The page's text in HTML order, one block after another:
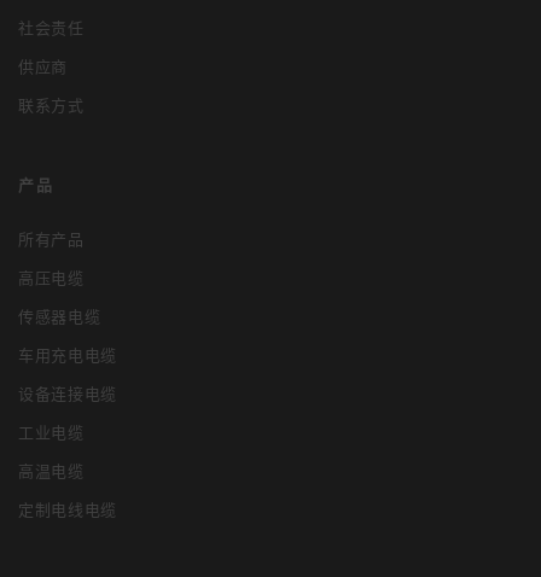
社会责任
供应商
联系方式
产品
所有产品
高压电缆
传感器电缆
车用充电电缆
设备连接电缆
工业电缆
高温电缆
定制电线电缆